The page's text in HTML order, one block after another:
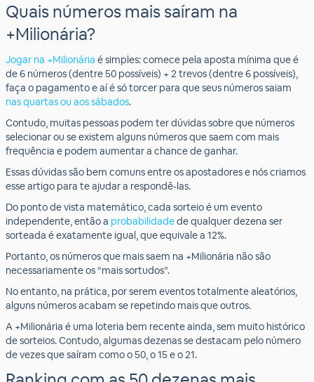
Quais números mais saíram na
+Milionária?
Jogar na +Milionária é simples: comece pela aposta mínima que é
de 6 números (dentre 50 possíveis) + 2 trevos (dentre 6 possíveis),
faça o pagamento e aí é só torcer para que seus números saiam
nas quartas ou aos sábados.
Contudo, muitas pessoas podem ter dúvidas sobre que números
selecionar ou se existem alguns números que saem com mais
frequência e podem aumentar a chance de ganhar.
Essas dúvidas são bem comuns entre os apostadores e nós criamos
esse artigo para te ajudar a respondê-las.
Do ponto de vista matemático, cada sorteio é um evento
independente, então a probabilidadede qualquer dezena ser
sorteada é exatamente igual, que equivale a 12%.
Portanto, os números que mais saem na +Milionária não são
necessariamente os “mais sortudos”.
No entanto, na prática, por serem eventos totalmente aleatórios,
alguns números acabam se repetindo mais que outros.
A +Milionária é uma loteria bem recente ainda, sem muito histórico
de sorteios. Contudo, algumas dezenas se destacam pelo número
de vezes que saíram como o 50, o 15 e o 21.